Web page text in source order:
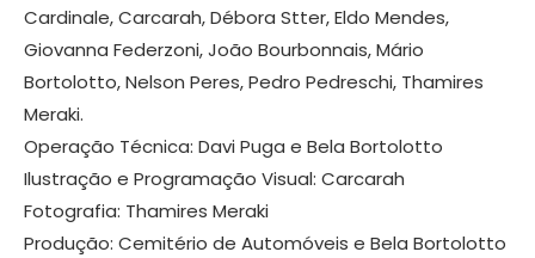
Cardinale, Carcarah, Débora Stter, Eldo Mendes,
Giovanna Federzoni, João Bourbonnais, Mário
Bortolotto, Nelson Peres, Pedro Pedreschi, Thamires
Meraki.
Operação Técnica: Davi Puga e Bela Bortolotto
Ilustração e Programação Visual: Carcarah
Fotografia: Thamires Meraki
Produção: Cemitério de Automóveis e Bela Bortolotto